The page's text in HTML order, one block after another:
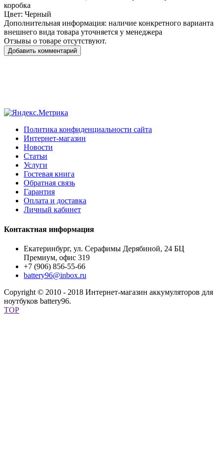
коробка
Цвет: Черный
Дополнительная информация: наличие конкретного варианта
внешнего вида товара уточняется у менеджера
Отзывы о товаре отсутствуют.
Добавить комментарий
Политика конфиденциальности сайта
Интернет-магазин
Новости
Статьи
Услуги
Гостевая книга
Обратная связь
Гарантия
Оплата и доставка
Личный кабинет
Контактная информация
Екатеринбург, ул. Серафимы Дерябиной, 24 БЦ
Премиум, офис 319
+7 (906) 856-55-66
battery96@inbox.ru
Copyright © 2010 - 2018 Интернет-магазин аккумуляторов для
ноутбуков battery96.
TOP